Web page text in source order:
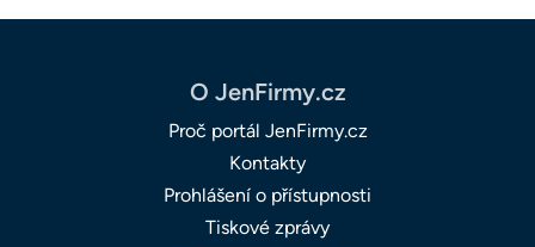
O JenFirmy.cz
Proč portál JenFirmy.cz
Kontakty
Prohlášení o přístupnosti
Tiskové zprávy